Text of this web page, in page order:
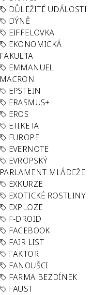
DŮLEŽITÉ UDÁLOSTI
DÝNĚ
EIFFELOVKA
EKONOMICKÁ
FAKULTA
EMMANUEL
MACRON
EPSTEIN
ERASMUS+
EROS
ETIKETA
EUROPE
EVERNOTE
EVROPSKÝ
PARLAMENT MLÁDEŽE
EXKURZE
EXOTICKÉ ROSTLINY
EXPLOZE
F-DROID
FACEBOOK
FAIR LIST
FAKTOR
FANOUŠCI
FARMA BEZDÍNEK
FAUST